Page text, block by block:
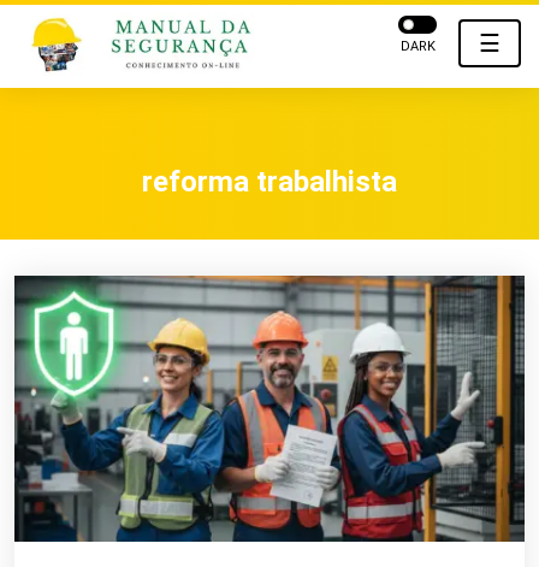
☰
DARK
reforma trabalhista